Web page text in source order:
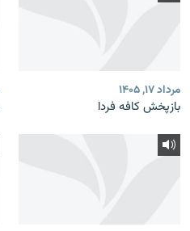
مرداد ۱۷, ۱۴۰۵
بازپخش کافه فردا